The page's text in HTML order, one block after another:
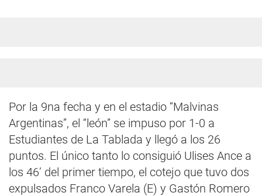
Por la 9na fecha y en el estadio “Malvinas
Argentinas”, el “león” se impuso por 1-0 a
Estudiantes de La Tablada y llegó a los 26
puntos. El único tanto lo consiguió Ulises Ance a
los 46’ del primer tiempo, el cotejo que tuvo dos
expulsados Franco Varela (E) y Gastón Romero